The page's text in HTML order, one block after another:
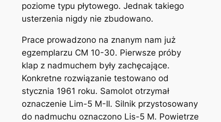
poziome typu płytowego. Jednak takiego
usterzenia nigdy nie zbudowano.
Prace prowadzono na znanym nam już
egzemplarzu CM 10-30. Pierwsze próby
klap z nadmuchem były zachęcające.
Konkretne rozwiązanie testowano od
stycznia 1961 roku. Samolot otrzymał
oznaczenie Lim-5 M-II. Silnik przystosowany
do nadmuchu oznaczono Lis-5 M. Powietrze